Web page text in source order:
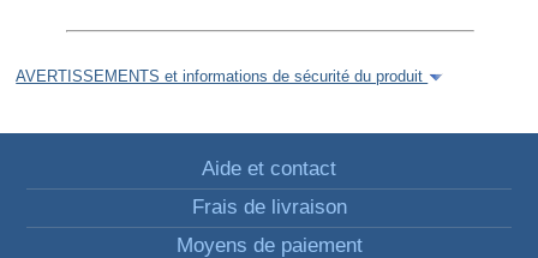
AVERTISSEMENTS et informations de sécurité du produit
Aide et contact
Frais de livraison
Moyens de paiement